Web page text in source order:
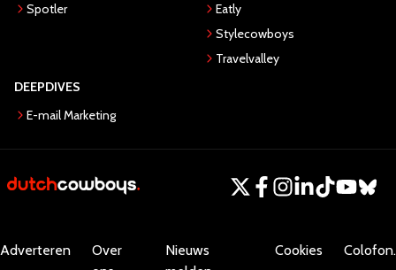
Spotler
Eatly
Stylecowboys
Travelvalley
DEEPDIVES
E-mail Marketing
Adverteren
Over
Nieuws
Cookies Colofon.